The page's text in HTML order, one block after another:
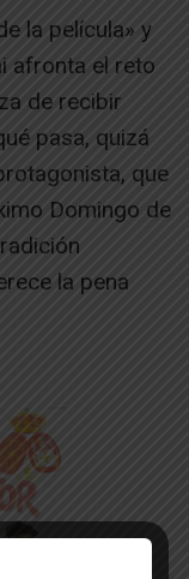
la película» y
afronta el reto
de recibir
pasa, quizá
que
Domingo de
la pena